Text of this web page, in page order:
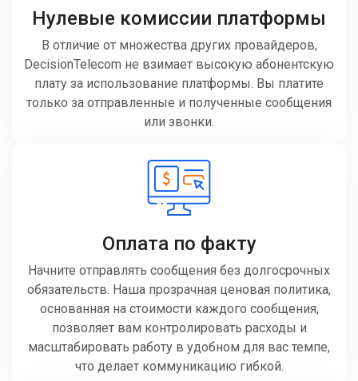
Нулевые комиссии платформы
В отличие от множества других провайдеров,
DecisionTelecom не взимает высокую абонентскую
плату за использование платформы. Вы платите
только за отправленные и полученные сообщения
или звонки.
Оплата по факту
Начните отправлять сообщения без долгосрочных
обязательств. Наша прозрачная ценовая политика,
основанная на стоимости каждого сообщения,
позволяет вам контролировать расходы и
масштабировать работу в удобном для вас темпе,
что делает коммуникацию гибкой.